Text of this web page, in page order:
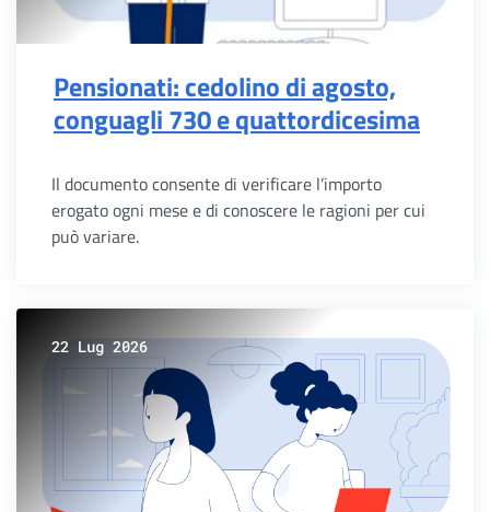
Pensionati: cedolino di agosto,
conguagli 730 e quattordicesima
Il documento consente di verificare l’importo
erogato ogni mese e di conoscere le ragioni per cui
può variare.
22 Lug 2026